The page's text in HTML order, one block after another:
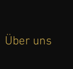
Über uns